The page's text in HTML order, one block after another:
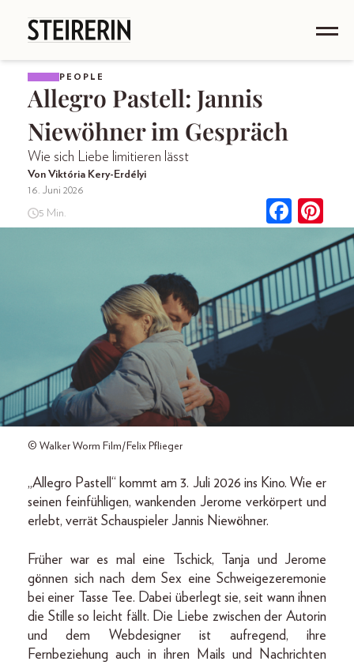
PEOPLE
Allegro Pastell: Jannis
Niewöhner im Gespräch
Wie sich Liebe limitieren lässt
Von Viktória Kery-Erdélyi
16. Juni 2026
5 Min.
© Walker Worm Film/Felix Pflieger
„Allegro Pastell“ kommt am 3. Juli 2026 ins Kino. Wie er
seinen feinfühligen, wankenden Jerome verkörpert und
erlebt, verrät Schauspieler Jannis Niewöhner.
Früher war es mal eine Tschick, Tanja und Jerome
gönnen sich nach dem Sex eine Schweigezeremonie
bei einer Tasse Tee. Dabei überlegt sie, seit wann ihnen
die Stille so leicht fällt. Die Liebe zwischen der Autorin
und dem Webdesigner ist aufregend, ihre
Fernbeziehung auch in ihren Mails und Nachrichten